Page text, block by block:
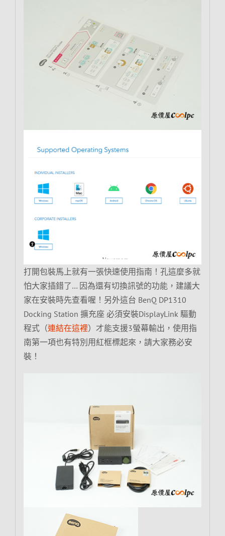
打開包裝馬上就有一張快速使用指南！孔這麼多就
怕大家插錯了… 因為還有切換訊號的功能，建議大
家在安裝時先查看喔！另外這台 BenQ DP1310
Docking Station 擴充座 必須安裝DisplayLink 驅動
程式（連結在這裡）才能支援3螢幕輸出，使用指
南第一項也有特別用紅框標起來，請大家務必安
裝！